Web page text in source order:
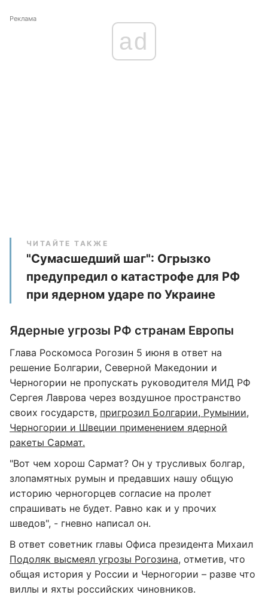
Реклама
ad
ЧИТАЙТЕ ТАКЖЕ
"Сумасшедший шаг": Огрызко
предупредил о катастрофе для РФ
при ядерном ударе по Украине
Ядерные угрозы РФ странам Европы
Глава Роскомоса Рогозин 5 июня в ответ на
решение Болгарии, Северной Македонии и
Черногории не пропускать руководителя МИД РФ
Сергея Лаврова через воздушное пространство
своих государств, пригрозил Болгарии, Румынии,
Черногории и Швеции применением ядерной
ракеты Сармат.
"Вот чем хорош Сармат? Он у трусливых болгар,
злопамятных румын и предавших нашу общую
историю черногорцев согласие на пролет
спрашивать не будет. Равно как и у прочих
шведов", - гневно написал он.
В ответ советник главы Офиса президента Михаил
Подоляк высмеял угрозы Рогозина, отметив, что
общая история у России и Черногории – разве что
виллы и яхты российских чиновников.